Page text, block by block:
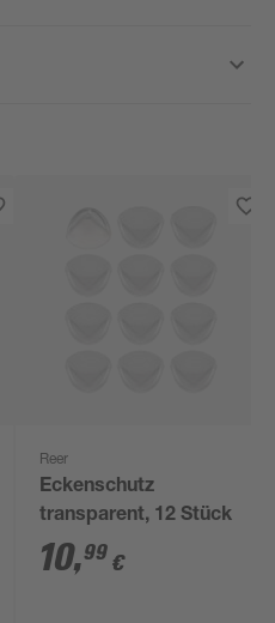
Reer
Eckenschutz
transparent, 12 Stück
10,99 €